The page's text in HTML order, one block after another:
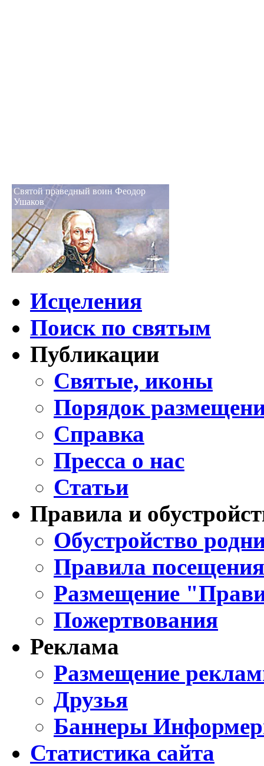
Святой праведный воин Феодор
Ушаков
Исцеления
Поиск по святым
Публикации
Святые, иконы
Порядок
Справка
Пресса о нас
Статьи
Правила и
Обустройство
Правила
Размещение
Пожертвования
Реклама
Размещение
Друзья
Баннеры
Статистика сайта